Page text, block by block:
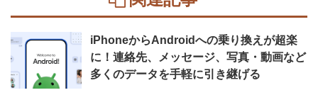
iPhoneからAndroidへの乗り換えが超楽
に！連絡先、メッセージ、写真・動画など
多くのデータを手軽に引き継げる